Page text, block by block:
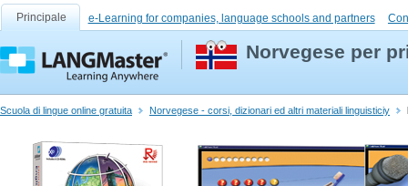
Principale e-Learning for companies, language schools and partners
Norvegese per
Scuola di lingue online gratuita Norvegese - corsi, dizionari ed altri materiali linguisticiy